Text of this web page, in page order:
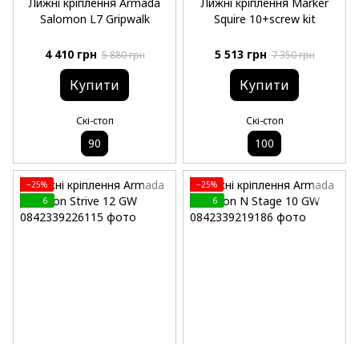
Salomon L7 Gripwalk
4 410 грн 5 880 грн
Купити
Скі-стоп
90
Squire 10+screw kit
5 513 грн 7 350 грн
Купити
Скі-стоп
100
−25%
6
−25%
6